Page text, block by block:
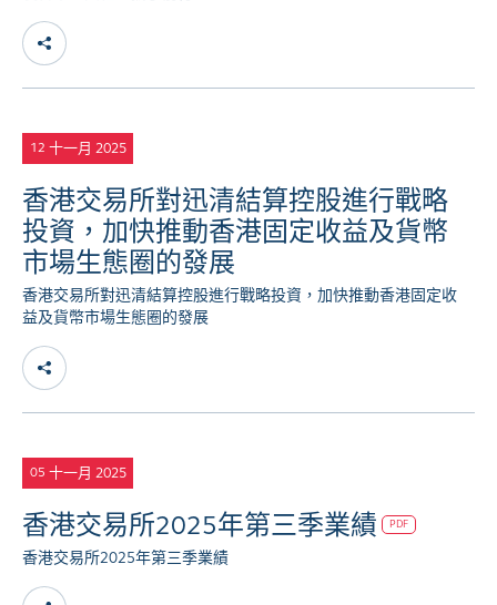
12 十一月 2025
香港交易所對迅清結算控股進行戰略
投資，加快推動香港固定收益及貨幣
市場生態圈的發展
香港交易所對迅清結算控股進行戰略投資，加快推動香港固定收
益及貨幣市場生態圈的發展
05 十一月 2025
香港交易所2025年第三季業績 PDF
香港交易所2025年第三季業績